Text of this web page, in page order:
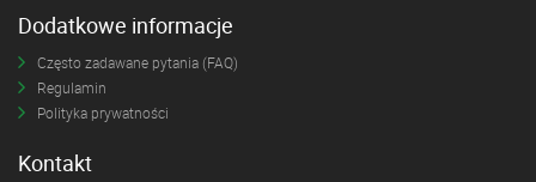
Dodatkowe informacje
Często zadawane pytania (FAQ)
Regulamin
Polityka prywatności
Kontakt